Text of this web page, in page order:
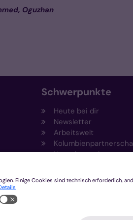
Oguzhan
Schwerpunkte
Heute bei dir
Newsletter
Arbeitswelt
Umweltportal